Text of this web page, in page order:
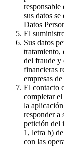
responsable
sus datos
Datos
El
Sus datos
tratamiento,
del fraude y
financieras
empresas
El contacto
completar el
la
responder a
petición del
1, letra b)
con las